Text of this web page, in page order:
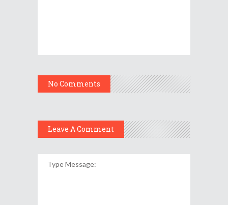
No Comments
Leave A Comment